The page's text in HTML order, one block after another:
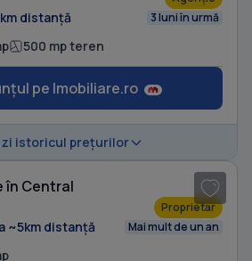
distanță 3 luni în urmă
500 mp teren
pe Imobiliare.ro
istoricul prețurilor
în Central
Proprietar
~5km distanță Mai mult de un an